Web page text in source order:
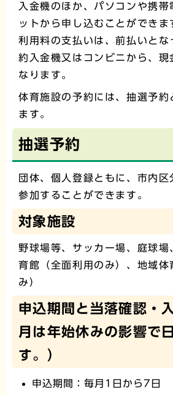
入金機のほか、パソコンや携帯
ットから申し込むことができま
利用料の支払いは、前払いとな
約入金機又はコンビニから、現
なります。
体育施設の予約には、抽選予約
ます。
抽選予約
団体、個人登録ともに、市内区
参加することができます。
対象施設
野球場等、サッカー場、庭球場
育館（全面利用のみ）、地域体
み）
申込期間と当落確認・
月は年始休みの影響で
す。）
申込期間：毎月1日から7日